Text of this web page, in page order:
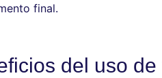
final.
del uso